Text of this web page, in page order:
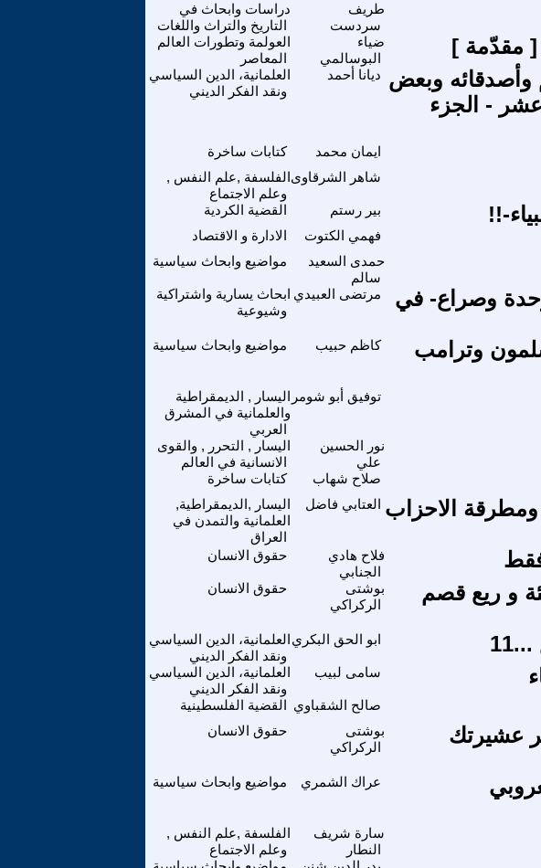
دراسات وابحاث في
التاريخ والتراث واللغات
طريف
سردست
العولمة وتطورات العالم
المعاصر
ضياء
البوسالمي
العلمانية، الدين السياسي
ونقد الفكر الديني
ديانا أحمد وبعض
عشر - الجزء
كتابات ساخرة ايمان محمد
الفلسفة ,علم النفس ,
وعلم الاجتماع
شاهر الشرقاوى
القضية الكردية بير رستم !!
الادارة و الاقتصاد
فهمي الكتوت
مواضيع وابحاث سياسية
حمدى السعيد
سالم
ابحاث يسارية واشتراكية
وشيوعية
مرتضى العبيدي
من مجلة -وحدة وصراع- في
مواضيع وابحاث سياسية كاظم حبيب
وترامب
اليسار , الديمقراطية
والعلمانية في المشرق
العربي
توفيق أبو شومر
اليسار , التحرر , والقوى
الانسانية في العالم
نور الحسين
علي
كتابات ساخرة صلاح شهاب
اليسار ,الديمقراطية,
العلمانية والتمدن في
العراق
العتابي فاضل الاحزاب
حقوق الانسان
فلاح هادي
الجنابي
فقط
حقوق الانسان
بوشتى
الركراكي
و ريع قصم
العلمانية، الدين السياسي
ونقد الفكر الديني
ابو الحق البكري
العلمانية، الدين السياسي
ونقد الفكر الديني
سامى لبيب
القضية الفلسطينية صالح الشقباوي
حقوق الانسان
بوشتى
الركراكي
عشيرتك
مواضيع وابحاث سياسية عراك الشمري
الفلسفة ,علم النفس ,
وعلم الاجتماع
سارة شريف
النطار